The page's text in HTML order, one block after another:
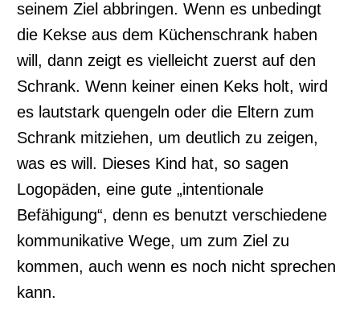
seinem Ziel abbringen. Wenn es unbedingt
die Kekse aus dem Küchenschrank haben
will, dann zeigt es vielleicht zuerst auf den
Schrank. Wenn keiner einen Keks holt, wird
es lautstark quengeln oder die Eltern zum
Schrank mitziehen, um deutlich zu zeigen,
was es will. Dieses Kind hat, so sagen
Logopäden, eine gute „intentionale
Befähigung“, denn es benutzt verschiedene
kommunikative Wege, um zum Ziel zu
kommen, auch wenn es noch nicht sprechen
kann.